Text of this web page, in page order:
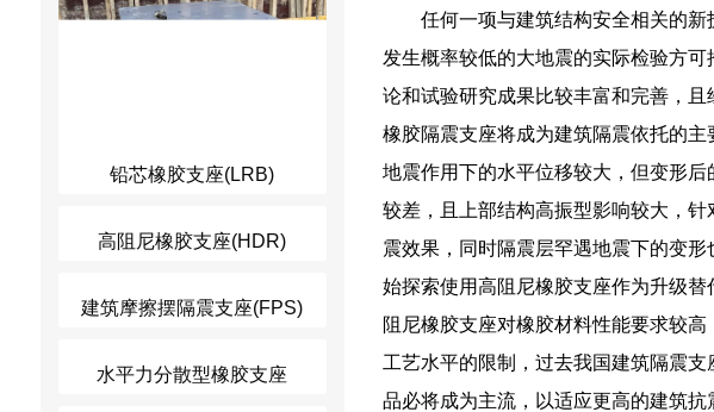
铅芯橡胶支座(LRB)
高阻尼橡胶支座(HDR)
建筑摩擦摆隔震支座(FPS)
水平力分散型橡胶支座
任何一项与建筑结构安全相关的
发生概率较低的大地震的实际检验方
论和试验研究成果比较丰富和完善，
橡胶隔震支座将成为建筑隔震依托的
地震作用下的水平位移较大，但变形
较差，且上部结构高振型影响较大，
震效果，同时隔震层罕遇地震下的变
始探索使用高阻尼橡胶支座作为升级
阻尼橡胶支座对橡胶材料性能要求较
工艺水平的限制，过去我国建筑隔震
品必将成为主流，以适应更高的建筑抗